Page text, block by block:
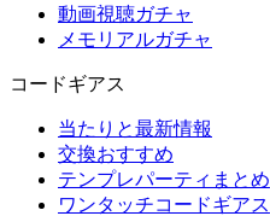
動画視聴ガチャ
メモリアルガチャ
コードギアス
当たりと最新情報
交換おすすめ
テンプレパーティまとめ
ワンタッチコードギアス